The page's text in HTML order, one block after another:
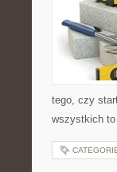
tego, czy
wszystkich